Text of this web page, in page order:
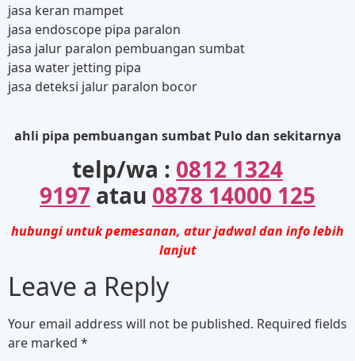
jasa keran mampet
jasa endoscope pipa paralon
jasa jalur paralon pembuangan sumbat
jasa water jetting pipa
jasa deteksi jalur paralon bocor
ahli pipa pembuangan sumbat Pulo dan sekitarnya
telp/wa : 0812 1324
9197 atau 0878 14000 125
hubungi untuk pemesanan, atur jadwal dan info lebih
lanjut
Leave a Reply
Your email address will not be published. Required fields
are marked *